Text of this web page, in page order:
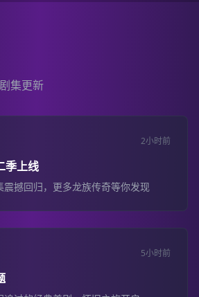
集更新
2小时前
季上线
震撼回归，更多龙族传奇等你发现
5小时前